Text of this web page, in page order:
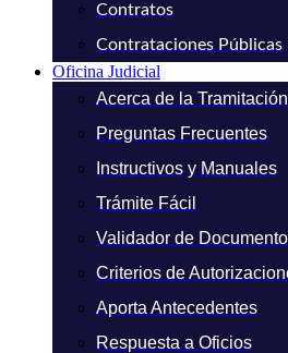
Contratos
Contrataciones Públicas
Oficina Judicial
Acerca de la Tramitación
Preguntas Frecuentes
Instructivos y Manuales
Trámite Fácil
Validador de
Criterios de
Aporta Antecedentes
Respuesta a Oficios